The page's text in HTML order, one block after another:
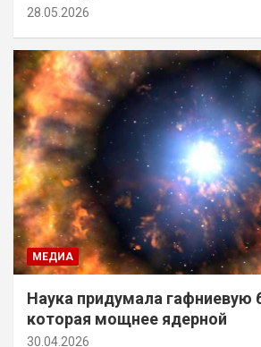
28.05.2026
МЕДИА
Наука придумала гафниевую
которая мощнее ядерной
30.04.2026